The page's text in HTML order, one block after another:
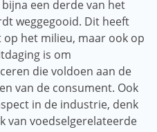
een derde van het
weggegooid. Dit heeft
het milieu, maar ook op
is om
die voldoen aan de
van de consument. Ook
in de industrie, denk
van voedselgerelateerde